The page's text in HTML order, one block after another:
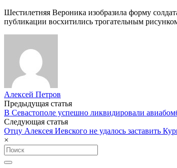
Шестилетняя Вероника изобразила форму
публикации восхитились трогательным
Алексей Петров
Post
navigation
Предыдущая статья
В Севастополе успешно ликвидировали
Следующая статья
Отцу Алексея Иевского не удалось заставить
×
Search
for: